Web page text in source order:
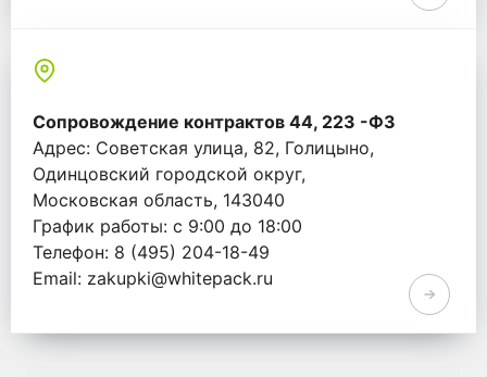
Сопровождение контрактов 44, 223 -ФЗ
Адрес: Советская улица, 82, Голицыно,
Одинцовский городской округ,
Московская область, 143040
График работы: с 9:00 до 18:00
Телефон: 8 (495) 204-18-49
Email: zakupki@whitepack.ru